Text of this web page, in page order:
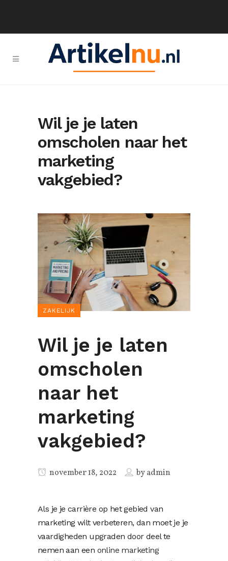
Wil je je laten
omscholen naar het
marketing
vakgebied?
ZAKELIJK
Wil je je laten
omscholen
naar het
marketing
vakgebied?
november 18, 2022 byadmin
Als je je carrière op het gebied van
marketing wilt verbeteren, dan moet je je
vaardigheden upgraden door deel te
nemen aan een online marketing